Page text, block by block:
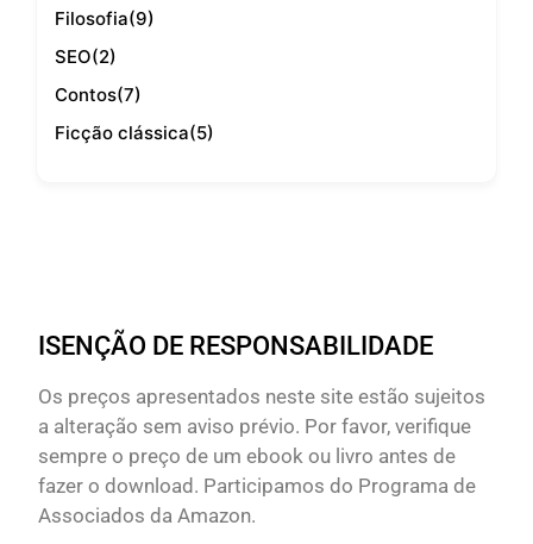
Filosofia(9)
SEO(2)
Contos(7)
Ficção clássica(5)
ISENÇÃO DE RESPONSABILIDADE
Os preços apresentados neste site estão sujeitos
a alteração sem aviso prévio. Por favor, verifique
sempre o preço de um ebook ou livro antes de
fazer o download. Participamos do Programa de
Associados da Amazon.